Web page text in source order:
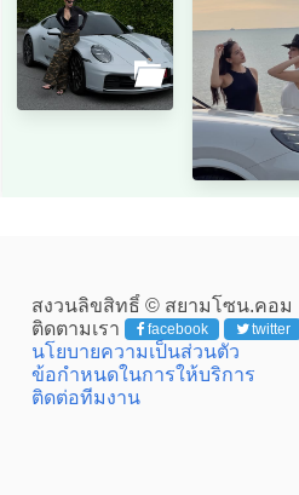
สงวนลิขสิทธิ์ © สยามโซน.คอม
ติดตามเรา
facebook twitter
นโยบายความเป็นส่วนตัว
ข้อกำหนดในการให้บริการ
ติดต่อทีมงาน